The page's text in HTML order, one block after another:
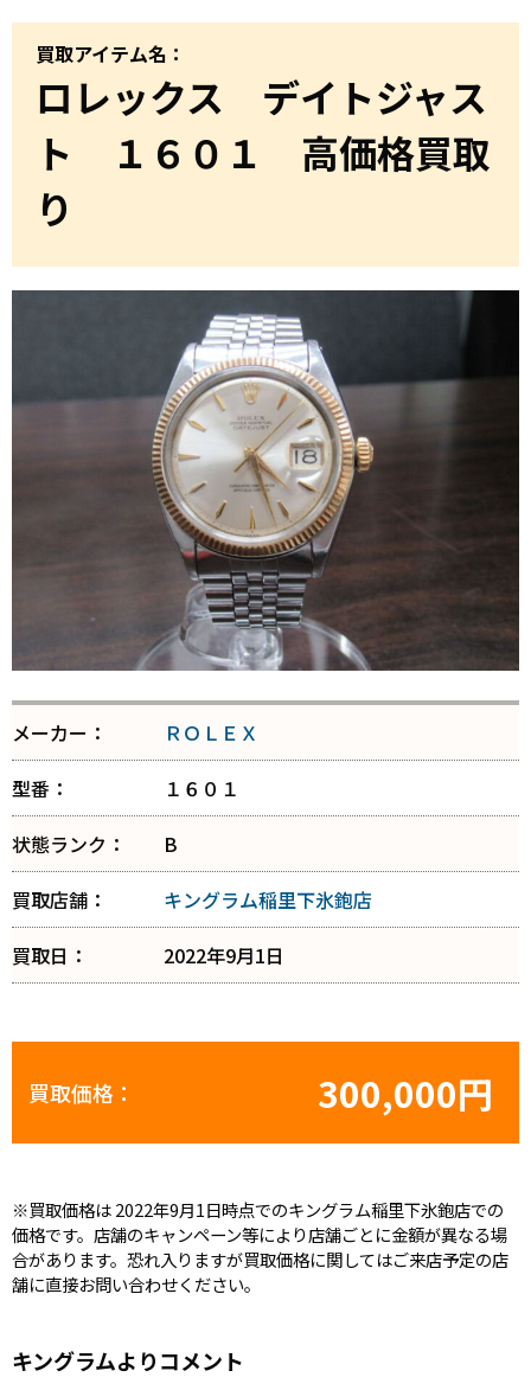
買取アイテム名：
ロレックス デイトジャス
ト １６０１ 高価格買取
り
メーカー：
ＲＯＬＥＸ
型番：
１６０１
状態ランク：
B
買取店舗：
キングラム稲里下氷鉋店
買取日：
2022年9月1日
買取価格： 300,000円
※買取価格は 2022年9月1日時点でのキングラム稲里下氷鉋店での
価格です。店舗のキャンペーン等により店舗ごとに金額が異なる場
合があります。恐れ入りますが買取価格に関してはご来店予定の店
舗に直接お問い合わせください。
キングラムよりコメント